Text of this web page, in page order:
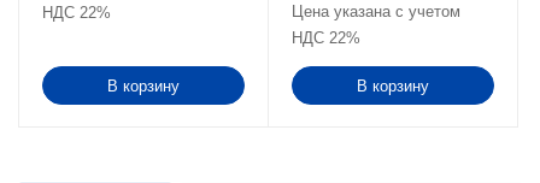
НДС 22%
В корзину
Цена указана с учетом
НДС 22%
В корзину